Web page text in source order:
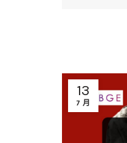
13
7 月